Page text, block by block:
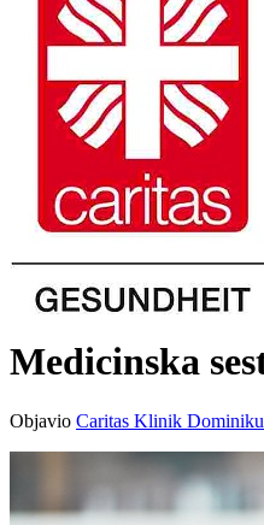
Medicinska
Objavio Caritas Klinik